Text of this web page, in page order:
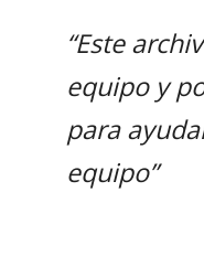
“Este
equipo y
para
equipo”